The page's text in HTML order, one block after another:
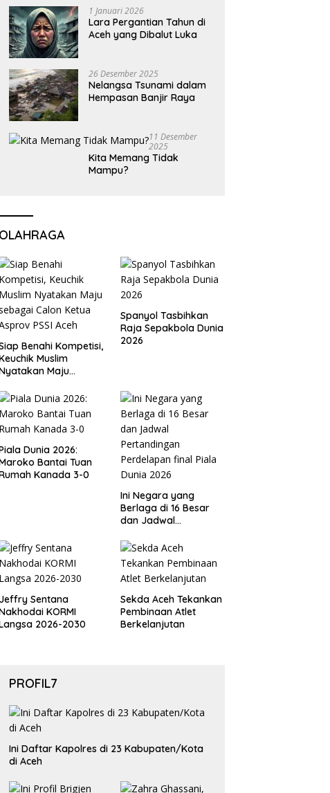
1 Januari 2026
Lara Pergantian Tahun di
Aceh yang Dibalut Luka
26 Desember 2025
Nelangsa Tsunami dalam
Hempasan Banjir Raya
11 Desember
2025
Kita Memang Tidak
Mampu?
OLAHRAGA
Benahi Kompetisi,
Muslim
Maju
Asprov PSSI Aceh
Spanyol Tasbihkan
Raja Sepakbola Dunia
2026
Dunia 2026:
Bantai Tuan
Kanada 3-0
Ini Negara yang
Berlaga di 16 Besar
dan Jadwal
Perdelapan final Piala
Dunia 2026
Jeffry Sentana
KORMI
2026-2030
Sekda Aceh Tekankan
Pembinaan Atlet
Berkelanjutan
PROFIL7
Ini Daftar Kapolres di 23 Kabupaten/Kota
di Aceh